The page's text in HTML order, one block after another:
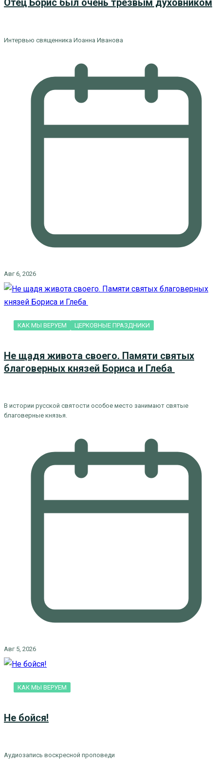
Отец Борис был очень трезвым духовником
Интервью священника Иоанна Иванова
Авг 6, 2026
КАК МЫ ВЕРУЕМ ЦЕРКОВНЫЕ ПРАЗДНИКИ
Не щадя живота своего. Памяти святых
благоверных князей Бориса и Глеба
В истории русской святости особое место занимают святые
благоверные князья.
Авг 5, 2026
КАК МЫ ВЕРУЕМ
Не бойся!
Аудиозапись воскресной проповеди